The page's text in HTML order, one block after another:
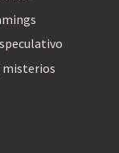
misterios